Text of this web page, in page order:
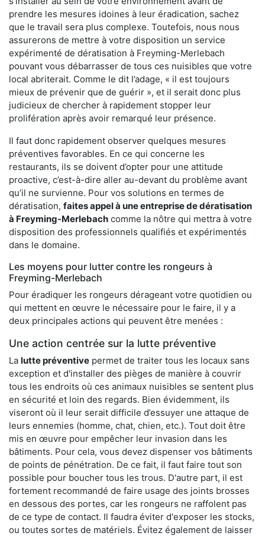
prendre les mesures idoines à leur éradication, sachez
que le travail sera plus complexe. Toutefois, nous nous
assurerons de mettre à votre disposition un service
expérimenté de dératisation à Freyming-Merlebach
pouvant vous débarrasser de tous ces nuisibles que votre
local abriterait. Comme le dit l’adage, « il est toujours
mieux de prévenir que de guérir », et il serait donc plus
judicieux de chercher à rapidement stopper leur
prolifération après avoir remarqué leur présence.
Il faut donc rapidement observer quelques mesures
préventives favorables. En ce qui concerne les
restaurants, ils se doivent d’opter pour une attitude
proactive, c’est-à-dire aller au-devant du problème avant
qu’il ne survienne. Pour vos solutions en termes de
dératisation, faites appel à une entreprise de dératisation
à Freyming-Merlebach comme la nôtre qui mettra à votre
disposition des professionnels qualifiés et expérimentés
dans le domaine.
Les moyens pour lutter contre les rongeurs à
Freyming-Merlebach
Pour éradiquer les rongeurs dérageant votre quotidien ou
qui mettent en œuvre le nécessaire pour le faire, il y a
deux principales actions qui peuvent être menées :
Une action centrée sur la lutte préventive
La lutte préventive permet de traiter tous les locaux sans
exception et d'installer des pièges de manière à couvrir
tous les endroits où ces animaux nuisibles se sentent plus
en sécurité et loin des regards. Bien évidemment, ils
viseront où il leur serait difficile d’essuyer une attaque de
leurs ennemies (homme, chat, chien, etc.). Tout doit être
mis en œuvre pour empêcher leur invasion dans les
bâtiments. Pour cela, vous devez dispenser vos bâtiments
de points de pénétration. De ce fait, il faut faire tout son
possible pour boucher tous les trous. D'autre part, il est
fortement recommandé de faire usage des joints brosses
en dessous des portes, car les rongeurs ne raffolent pas
de ce type de contact. Il faudra éviter d'exposer les stocks,
ou toutes sortes de matériels. Évitez également de laisser